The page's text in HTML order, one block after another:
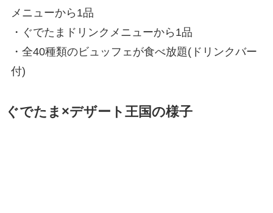
メニューから1品
・ぐでたまドリンクメニューから1品
・全40種類のビュッフェが食べ放題(ドリンクバー
付)
ぐでたま×デザート王国の様子